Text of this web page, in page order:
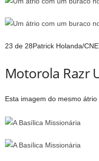
23 de 28Patrick Holanda/
Motorola Razr
Esta imagem do mesmo átrio